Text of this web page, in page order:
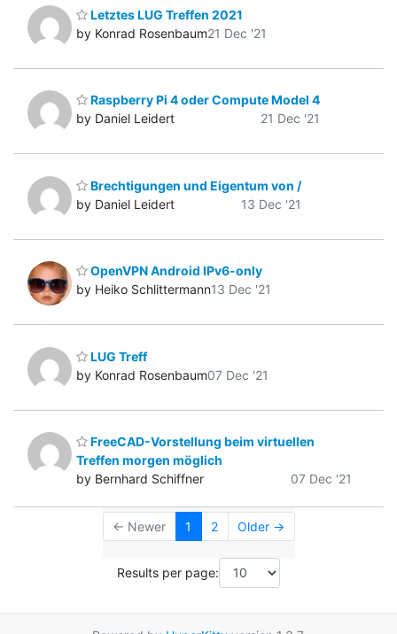
Letztes LUG Treffen 2021
by Konrad Rosenbaum21 Dec '21
Raspberry Pi 4 oder Compute Model 4
by Daniel Leidert
21 Dec '21
Brechtigungen und Eigentum von /
by Daniel Leidert
13 Dec '21
OpenVPN Android IPv6-only
by Heiko Schlittermann13 Dec '21
LUG Treff
by Konrad Rosenbaum07 Dec '21
FreeCAD-Vorstellung beim virtuellen
Treffen morgen möglich
by Bernhard Schiffner
07 Dec '21
← Newer 1 2 Older →
Results per page: